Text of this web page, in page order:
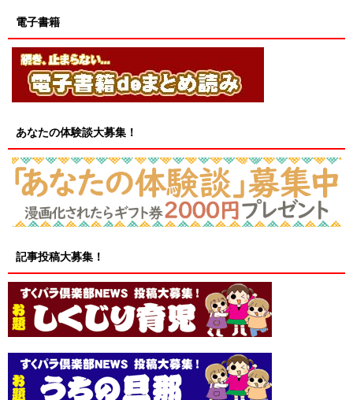
電子書籍
あなたの体験談大募集！
記事投稿大募集！